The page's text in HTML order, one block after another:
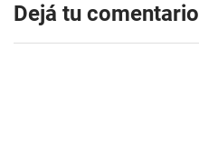
Dejá tu comentario